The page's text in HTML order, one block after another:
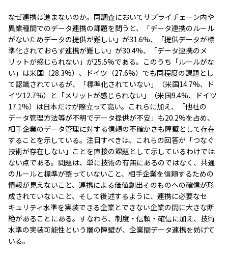
なぜ連携は進まないのか。同調査においてサプライチェーン内や
異業種間でのデータ連携の課題を問うと、「データ連携のルール
がないためデータの提供が難しい」が31.6%、「提供データが標
準化されておらず連携が難しい」が30.4%、「データ連携のメ
リットが感じられない」が25.5%である。このうち「ルールがな
い」は米国（28.3%）、ドイツ（27.6%）でも同程度の課題とし
て認識されているが、「標準化されていない」（米国14.7%、ド
イツ12.7%）と「メリットが感じられない」（米国9.4%、ドイツ
17.1%）は日本だけが際立って高い。これらに加え、「他社の
データ管理方法等が不明でデータ提供が不安」も20.2%を占め、
相手企業のデータ管理に対する信頼の不確かさも障壁として存在
することを示している。注目すべきは、これらの回答が「つなぐ
技術が存在しない」ことを直接の課題として示しているわけでは
ない点である。問題は、単に技術の有無にあるのではなく、共通
のルールと標準が整っていないこと、相手企業を信頼するための
情報が見えないこと、連携による価値創出そのものへの確信が形
成されていないこと、そして後述するように、連携に必要なセ
キュリティ水準を実装できる企業とできない企業の間に大きな断
絶があることにある。すなわち、制度・信頼・確信に加え、技術
水準の実装可能性という層の障壁が、企業間データ連携を妨げて
いる。